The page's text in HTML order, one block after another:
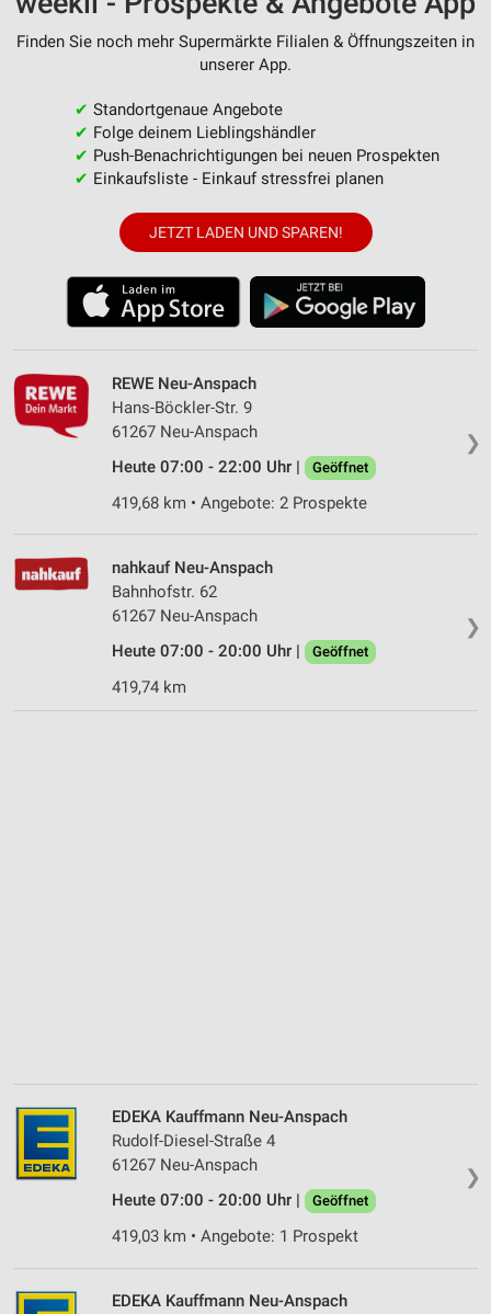
Finden Sie noch mehr Supermärkte Filialen & Öffnungszeiten in
unserer App.
✔ Standortgenaue Angebote
✔ Folge deinem Lieblingshändler
✔ Push-Benachrichtigungen bei neuen Prospekten
✔ Einkaufsliste - Einkauf stressfrei planen
JETZT LADEN UND SPAREN!
❯
REWE Neu-Anspach
Hans-Böckler-Str. 9
61267 Neu-Anspach
Heute 07:00 - 22:00 Uhr |
Geöffnet
419,68 km • Angebote: 2 Prospekte
❯
nahkauf Neu-Anspach
Bahnhofstr. 62
61267 Neu-Anspach
Heute 07:00 - 20:00 Uhr |
Geöffnet
419,74 km
❯
EDEKA Kauffmann Neu-Anspach
Rudolf-Diesel-Straße 4
61267 Neu-Anspach
Heute 07:00 - 20:00 Uhr |
Geöffnet
419,03 km • Angebote: 1 Prospekt
EDEKA Kauffmann Neu-Anspach